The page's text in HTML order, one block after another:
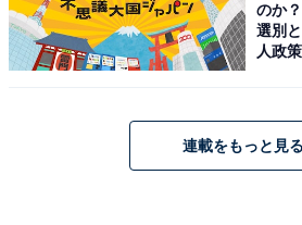
のか
選別
人政策
連載をもっと見る